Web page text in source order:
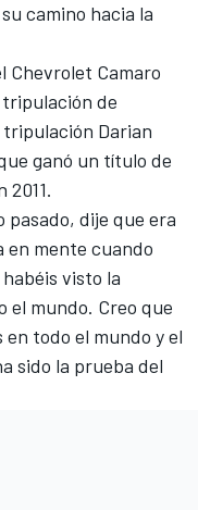
camino hacia la
Chevrolet Camaro
tripulación de
Darian
ganó un título de
2011.
pasado, dije que era
en mente cuando
visto la
el mundo. Creo que
todo el mundo y el
sido la prueba del